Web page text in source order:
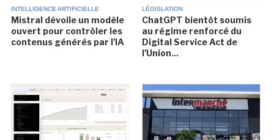
INTELLIGENCE ARTIFICIELLE
Mistral dévoile un modèle
ouvert pour contrôler les
contenus générés par l'IA
LÉGISLATION
ChatGPT bientôt soumis
au régime renforcé du
Digital Service Act de
l'Union...